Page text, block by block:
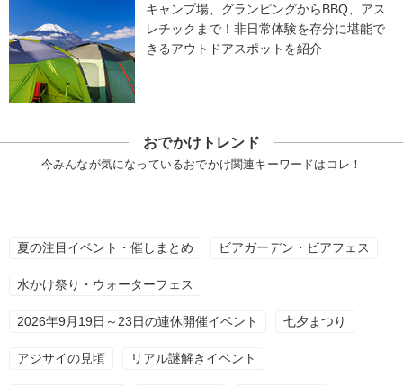
キャンプ場、グランピングからBBQ、アス
レチックまで！非日常体験を存分に堪能で
きるアウトドアスポットを紹介
おでかけトレンド
今みんなが気になっているおでかけ関連キーワードはコレ！
夏の注目イベント・催しまとめ ビアガーデン・ビアフェス
水かけ祭り・ウォーターフェス
2026年9月19日～23日の連休開催イベント 七夕まつり
アジサイの見頃 リアル謎解きイベント